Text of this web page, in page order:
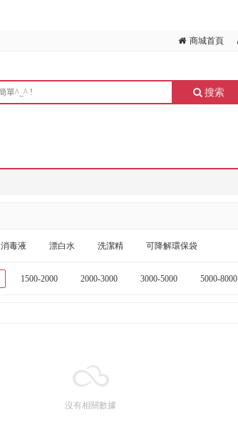
商城首頁
搜索
消毒液 漂白水 洗潔精 可降解環保袋
1500-2000 2000-3000 3000-5000 5000-8000
沒有相關數據